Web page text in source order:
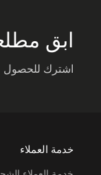
ابق
اشترك للحصول
خدمة العملاء